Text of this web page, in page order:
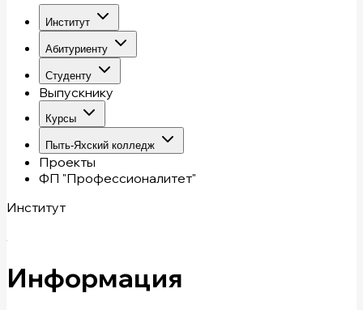
Институт
Абитуриенту
Студенту
Выпускнику
Курсы
Пыть-Яхский колледж
Проекты
ФП "Профессионалитет"
Институт
Информация